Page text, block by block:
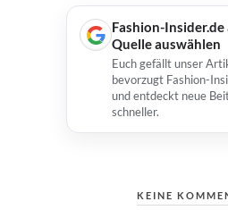
Fashion-
Quelle auswählen
Euch gefällt unser
bevorzugt Fashion-
und entdeckt neue
schneller.
KEINE